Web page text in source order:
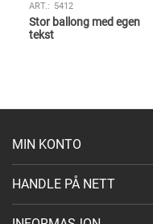
ART.: 5412
Stor ballong med egen
tekst
MIN KONTO
HANDLE PÅ NETT